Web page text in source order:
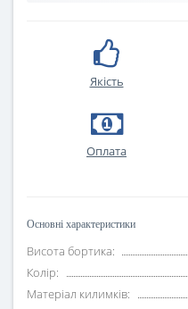
Якість
Оплата
Основні характеристики
Висота бортика:
Колір:
Матеріал килимків: